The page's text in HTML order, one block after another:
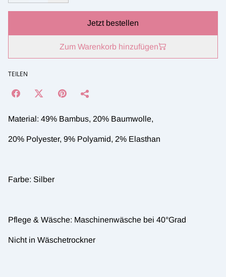
Jetzt bestellen
Zum Warenkorb hinzufügen
TEILEN
Material: 49% Bambus, 20% Baumwolle,
20% Polyester, 9% Polyamid, 2% Elasthan
Farbe: Silber
Pflege & Wäsche: Maschinenwäsche bei 40°Grad
Nicht in Wäschetrockner